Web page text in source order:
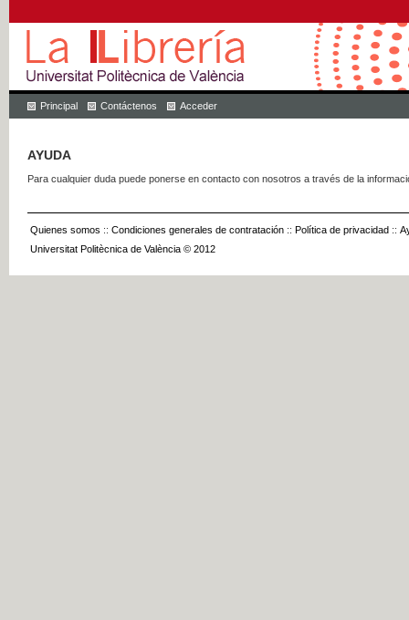
Principal Contáctenos Acceder
AYUDA
Para cualquier duda puede ponerse en contacto con nosotros a través de la
Quienes somos :: Condiciones generales de contratación :: Política de privacidad ::
Universitat Politècnica de València © 2012